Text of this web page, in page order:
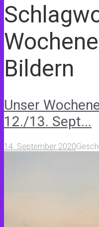
Bildern
Unser
12./13. Sept...
14. September 2020